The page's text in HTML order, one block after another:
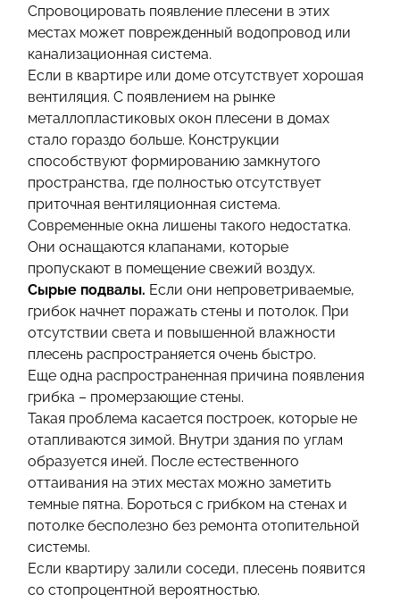
Спровоцировать появление плесени в этих
местах может поврежденный водопровод или
канализационная система.
Если в квартире или доме отсутствует хорошая
вентиляция. С появлением на рынке
металлопластиковых окон плесени в домах
стало гораздо больше. Конструкции
способствуют формированию замкнутого
пространства, где полностью отсутствует
приточная вентиляционная система.
Современные окна лишены такого недостатка.
Они оснащаются клапанами, которые
пропускают в помещение свежий воздух.
Сырые подвалы. Если они непроветриваемые,
грибок начнет поражать стены и потолок. При
отсутствии света и повышенной влажности
плесень распространяется очень быстро.
Еще одна распространенная причина появления
грибка – промерзающие стены.
Такая проблема касается построек, которые не
отапливаются зимой. Внутри здания по углам
образуется иней. После естественного
оттаивания на этих местах можно заметить
темные пятна. Бороться с грибком на стенах и
потолке бесполезно без ремонта отопительной
системы.
Если квартиру залили соседи, плесень появится
со стопроцентной вероятностью.